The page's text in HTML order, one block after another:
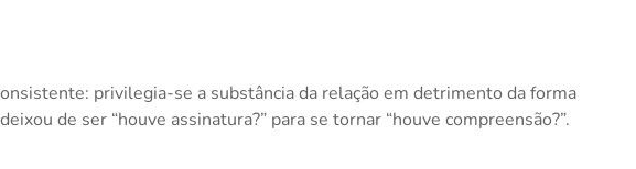
privilegia-se a substância da relação em detrimento da forma
de ser “houve assinatura?” para se tornar “houve compreensão?”.